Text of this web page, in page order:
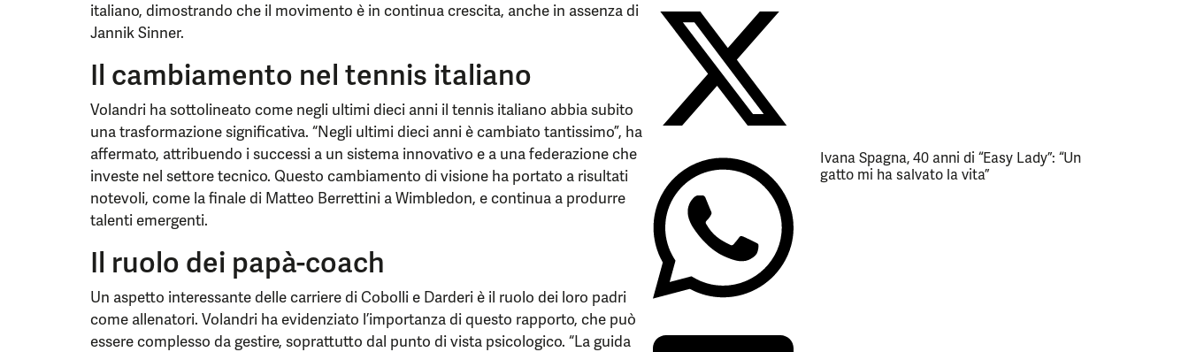
italiano, dimostrando che il movimento è in continua crescita, anche in assenza di
Jannik Sinner.
Il cambiamento nel tennis italiano
Volandri ha sottolineato come negli ultimi dieci anni il tennis italiano abbia subito
una trasformazione significativa. “Negli ultimi dieci anni è cambiato tantissimo”, ha
affermato, attribuendo i successi a un sistema innovativo e a una federazione che
investe nel settore tecnico. Questo cambiamento di visione ha portato a risultati
notevoli, come la finale di Matteo Berrettini a Wimbledon, e continua a produrre
talenti emergenti.
Il ruolo dei papà-coach
Un aspetto interessante delle carriere di Cobolli e Darderi è il ruolo dei loro padri
come allenatori. Volandri ha evidenziato l’importanza di questo rapporto, che può
essere complesso da gestire, soprattutto dal punto di vista psicologico. “La guida
Ivana Spagna, 40 anni di “Easy Lady”: “Un
gatto mi ha salvato la vita”